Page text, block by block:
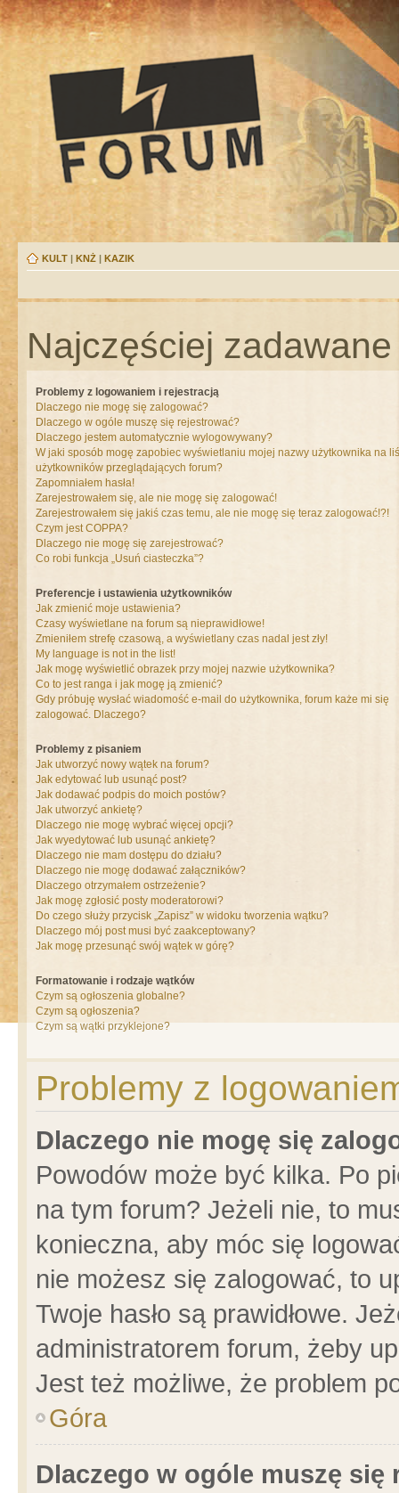
KULT | KNŻ | KAZIK
Najczęściej
Problemy z logowaniem i rejestracją
Dlaczego nie mogę się zalogować?
Dlaczego w ogóle muszę się rejestrować?
Dlaczego jestem automatycznie wylogowywany?
W jaki sposób mogę zapobiec wyświetlaniu mojej nazwy użytkownika na
użytkowników przeglądających forum?
Zapomniałem hasła!
Zarejestrowałem się, ale nie mogę się zalogować!
Zarejestrowałem się jakiś czas temu, ale nie mogę się teraz zalogować!?!
Czym jest COPPA?
Dlaczego nie mogę się zarejestrować?
Co robi funkcja „Usuń ciasteczka”?
Preferencje i ustawienia użytkowników
Jak zmienić moje ustawienia?
Czasy wyświetlane na forum są nieprawidłowe!
Zmieniłem strefę czasową, a wyświetlany czas nadal jest zły!
My language is not in the list!
Jak mogę wyświetlić obrazek przy mojej nazwie użytkownika?
Co to jest ranga i jak mogę ją zmienić?
Gdy próbuję wysłać wiadomość e-mail do użytkownika, forum każe mi się
zalogować. Dlaczego?
Problemy z pisaniem
Jak utworzyć nowy wątek na forum?
Jak edytować lub usunąć post?
Jak dodawać podpis do moich postów?
Jak utworzyć ankietę?
Dlaczego nie mogę wybrać więcej opcji?
Jak wyedytować lub usunąć ankietę?
Dlaczego nie mam dostępu do działu?
Dlaczego nie mogę dodawać załączników?
Dlaczego otrzymałem ostrzeżenie?
Jak mogę zgłosić posty moderatorowi?
Do czego służy przycisk „Zapisz” w widoku tworzenia wątku?
Dlaczego mój post musi być zaakceptowany?
Jak mogę przesunąć swój wątek w górę?
Formatowanie i rodzaje wątków
Czym są ogłoszenia globalne?
Czym są ogłoszenia?
Czym są wątki przyklejone?
Problemy z
Dlaczego nie mogę się
Powodów może być kilka. Po
na tym forum? Jeżeli nie, to
konieczna, aby móc się
nie możesz się zalogować, to
Twoje hasło są prawidłowe.
administratorem forum, żeby
Jest też możliwe, że problem
Góra
Dlaczego w ogóle muszę się